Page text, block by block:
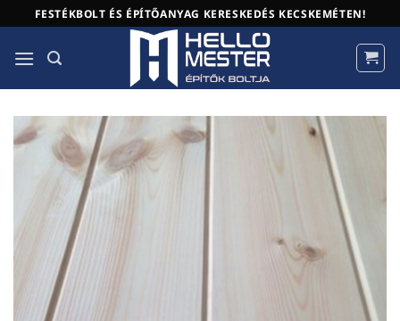
to
content
FESTÉKBOLT ÉS ÉPÍTŐANYAG KERESKEDÉS KECSKEMÉTEN!